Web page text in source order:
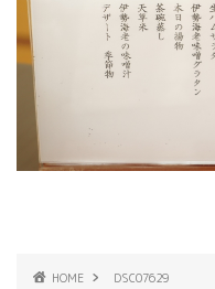
HOME DSC07629